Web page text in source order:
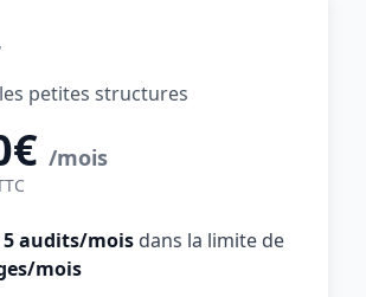
petites structures
/mois
5 audits/mois dans la limite de
mois